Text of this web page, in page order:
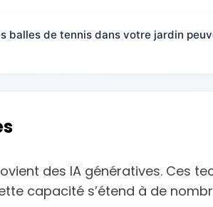
balles de tennis dans votre jardin
des IA génératives. Ces
capacité s’étend à de